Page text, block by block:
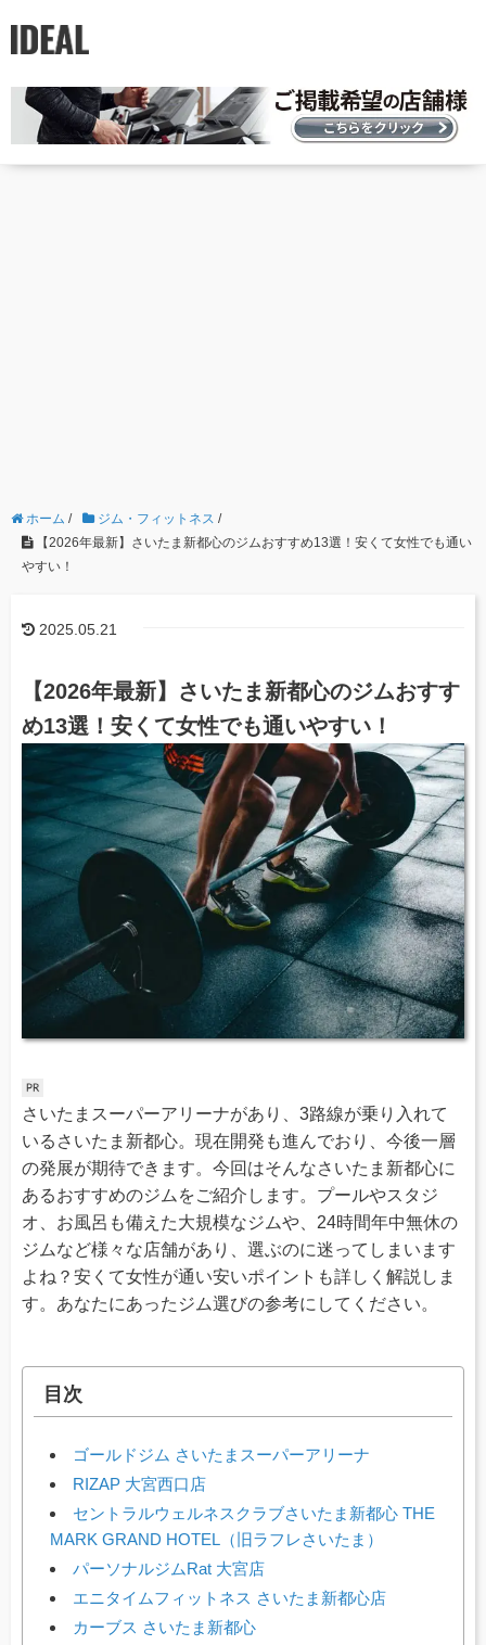
ホーム / ジム・フィットネス /
【2026年最新】さいたま新都心のジムおすすめ13選！安くて女性でも通い
やすい！
2025.05.21
【2026年最新】さいたま新都心のジムおすす
め13選！安くて女性でも通いやすい！
さいたまスーパーアリーナがあり、3路線が乗り入れて
いるさいたま新都心。現在開発も進んでおり、今後一層
の発展が期待できます。今回はそんなさいたま新都心に
あるおすすめのジムをご紹介します。プールやスタジ
オ、お風呂も備えた大規模なジムや、24時間年中無休の
ジムなど様々な店舗があり、選ぶのに迷ってしまいます
よね？安くて女性が通い安いポイントも詳しく解説しま
す。あなたにあったジム選びの参考にしてください。
目次
ゴールドジム さいたまスーパーアリーナ
RIZAP 大宮西口店
セントラルウェルネスクラブさいたま新都心 THE
MARK GRAND HOTEL（旧ラフレさいたま）
パーソナルジムRat 大宮店
エニタイムフィットネス さいたま新都心店
カーブス さいたま新都心